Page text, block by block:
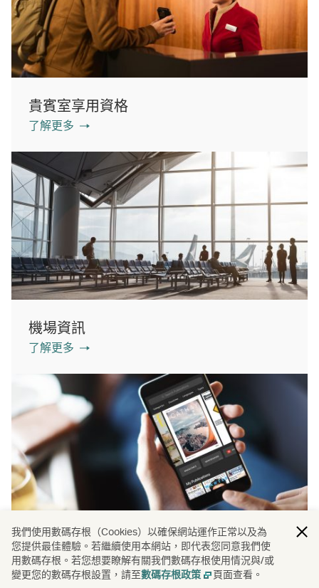
貴賓室享用資格
了解更多
機場資訊
了解更多
PressReader
了解更多
我們使用數碼存根（Cookies）以確保網站運作正常以及為
您提供最佳體驗。若繼續使用本網站，即代表您同意我們使
用數碼存根。若您想要瞭解有關我們數碼存根使用情況與/或
變更您的數碼存根設置，請至數碼存根政策 頁面查看。